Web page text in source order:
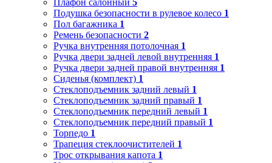
Подушка безопасности в рулевое колесо 1
Пол багажника 1
Ремень безопасности 2
Ручка внутренняя потолочная 1
Ручка двери задней левой внутренняя 1
Ручка двери задней правой внутренняя 1
Сиденья (комплект) 1
Стеклоподъемник задний левый 1
Стеклоподъемник задний правый 1
Стеклоподъемник передний левый 1
Стеклоподъемник передний правый 1
Торпедо 1
Трапеция стеклоочистителей 1
Трос открывания капота 1